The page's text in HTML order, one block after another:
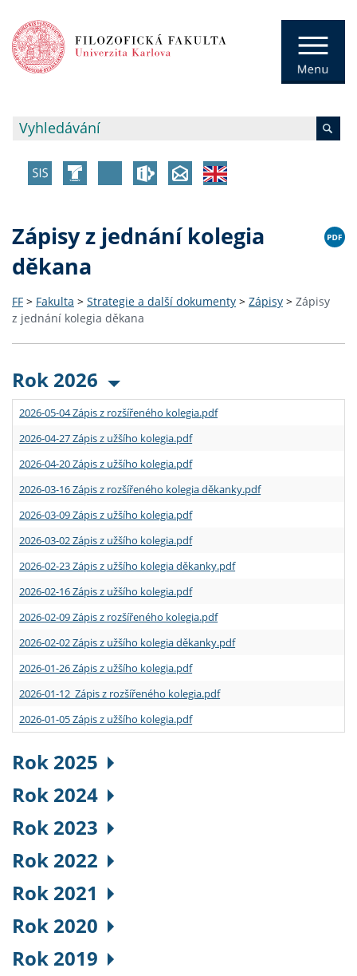
Zápisy z jednání kolegia
děkana
FF > Fakulta > Strategie a další dokumenty > Zápisy > Zápisy
z jednání kolegia děkana
Rok 2026
2026-05-04 Zápis z rozšířeného kolegia.pdf
2026-04-27 Zápis z užšího kolegia.pdf
2026-04-20 Zápis z užšího kolegia.pdf
2026-03-16 Zápis z rozšířeného kolegia děkanky.pdf
2026-03-09 Zápis z užšího kolegia.pdf
2026-03-02 Zápis z užšího kolegia.pdf
2026-02-23 Zápis z užšího kolegia děkanky.pdf
2026-02-16 Zápis z užšího kolegia.pdf
2026-02-09 Zápis z rozšířeného kolegia.pdf
2026-02-02 Zápis z užšího kolegia děkanky.pdf
2026-01-26 Zápis z užšího kolegia.pdf
2026-01-12 Zápis z rozšířeného kolegia.pdf
2026-01-05 Zápis z užšího kolegia.pdf
Rok 2025
Rok 2024
Rok 2023
Rok 2022
Rok 2021
Rok 2020
Rok 2019